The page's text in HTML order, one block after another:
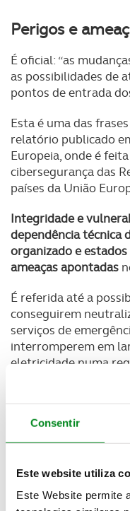
Consentir
Este website utiliza
Este Website permite
Perigos e
É oficial: “as
as possibilidades de
pontos de entrada
Esta é uma das
relatório publicado
Europeia, onde é
cibersegurança das
países da União
Integridade e
dependência técnica
organizado e
ameaças apontadas
É referida até a
conseguirem
serviços de
interromperem em
eletricidade numa
uma economia e de
digitalizadas, e que
sistemas, incluindo
industriais de
sistemas de
muito elevado.